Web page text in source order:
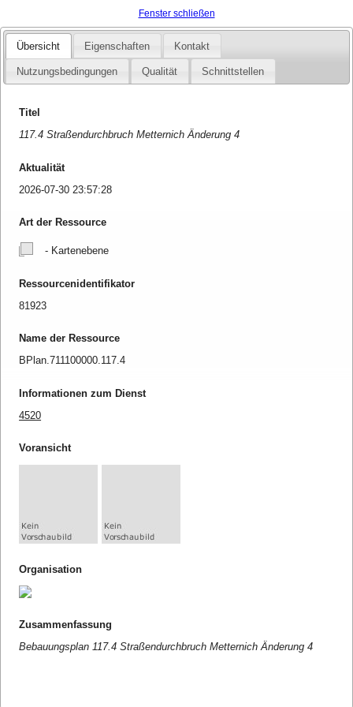
Fenster schließen
Übersicht Eigenschaften Kontakt
Nutzungsbedingungen Qualität Schnittstellen
Titel
117.4 Straßendurchbruch Metternich Änderung 4
Aktualität
2026-07-30 23:57:28
Art der Ressource
- Kartenebene
Ressourcenidentifikator
81923
Name der Ressource
BPlan.711100000.117.4
Informationen zum Dienst
4520
Voransicht
Organisation
Zusammenfassung
Bebauungsplan 117.4 Straßendurchbruch Metternich Änderung 4